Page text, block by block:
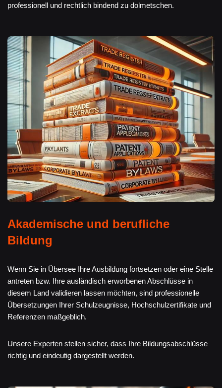
professionell und rechtlich bindend zu dolmetschen.
Akademische und berufliche
Bildung
Wenn Sie in Übersee Ihre Ausbildung fortsetzen oder eine Stelle
antreten bzw. Ihre ausländisch erworbenen Abschlüsse in
diesem Land validieren lassen möchten, sind professionelle
Übersetzungen Ihrer Schulzeugnisse, Hochschulzertifikate und
Referenzen maßgeblich.
Unsere Experten stellen sicher, dass Ihre Bildungsabschlüsse
richtig und eindeutig dargestellt werden.